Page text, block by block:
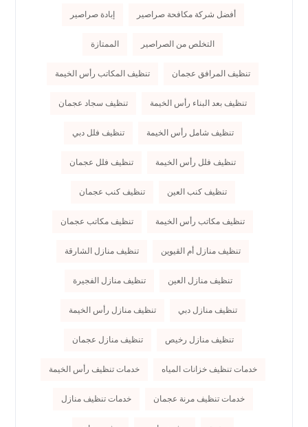
أفضل شركة مكافحة صراصير إبادة صراصير
التخلص من الصراصير الممتازة
تنظيف المرافق عجمان تنظيف المكاتب رأس الخيمة
تنظيف بعد البناء رأس الخيمة تنظيف سجاد عجمان
تنظيف شامل رأس الخيمة تنظيف فلل دبي
تنظيف فلل رأس الخيمة تنظيف فلل عجمان
تنظيف كنب العين تنظيف كنب عجمان
تنظيف مكاتب رأس الخيمة تنظيف مكاتب عجمان
تنظيف منازل أم القيوين تنظيف منازل الشارقة
تنظيف منازل العين تنظيف منازل الفجيرة
تنظيف منازل دبي تنظيف منازل رأس الخيمة
تنظيف منازل رخيص تنظيف منازل عجمان
خدمات تنظيف خزانات المياه خدمات تنظيف رأس الخيمة
خدمات تنظيف مرنة عجمان خدمات تنظيف منازل